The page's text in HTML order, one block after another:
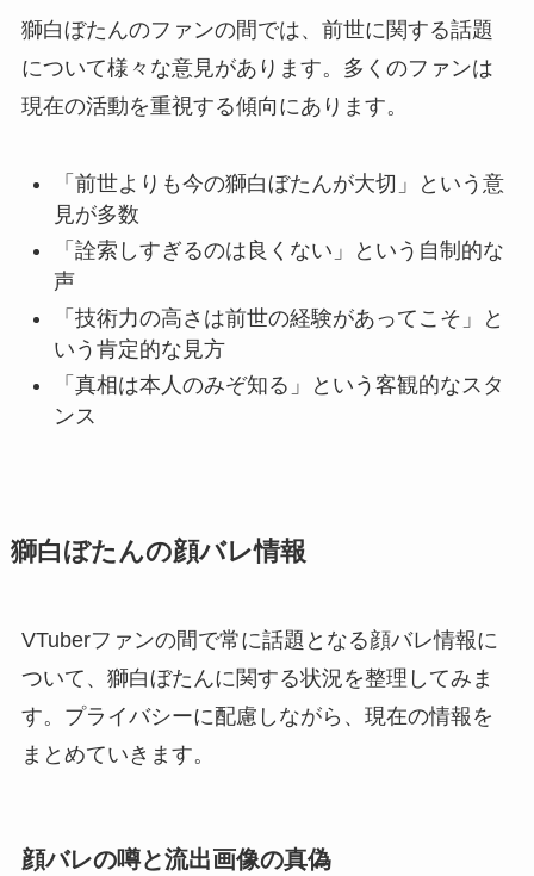
獅白ぼたんのファンの間では、前世に関する話題
について様々な意見があります。多くのファンは
現在の活動を重視する傾向にあります。
「前世よりも今の獅白ぼたんが大切」という意
見が多数
「詮索しすぎるのは良くない」という自制的な
声
「技術力の高さは前世の経験があってこそ」と
いう肯定的な見方
「真相は本人のみぞ知る」という客観的なスタ
ンス
獅白ぼたんの顔バレ情報
VTuberファンの間で常に話題となる顔バレ情報に
ついて、獅白ぼたんに関する状況を整理してみま
す。プライバシーに配慮しながら、現在の情報を
まとめていきます。
顔バレの噂と流出画像の真偽